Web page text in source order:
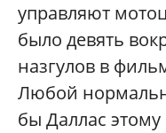
управляют
было девять
назгулов в
Любой
бы Даллас